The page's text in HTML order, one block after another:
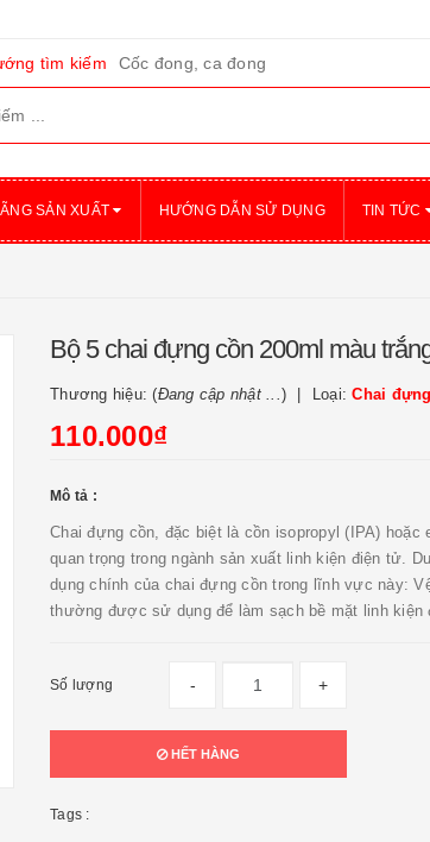
tìm kiếm Cốc đong, ca đong
SẢN XUẤT HƯỚNG DẪN SỬ DỤNG TIN TỨC
Bộ 5 chai đựng cồn 200ml màu
Thương hiệu: (Đang cập nhật ...) Loại:Chai
110.000₫
Mô tả :
Chai đựng cồn, đặc biệt là cồn isopropyl (IPA) hoặc
quan trọng trong ngành sản xuất linh kiện điện tử.
dụng chính của chai đựng cồn trong lĩnh vực này:
thường được sử dụng để làm sạch bề mặt linh
Số lượng - +
HẾT HÀNG
Tags :